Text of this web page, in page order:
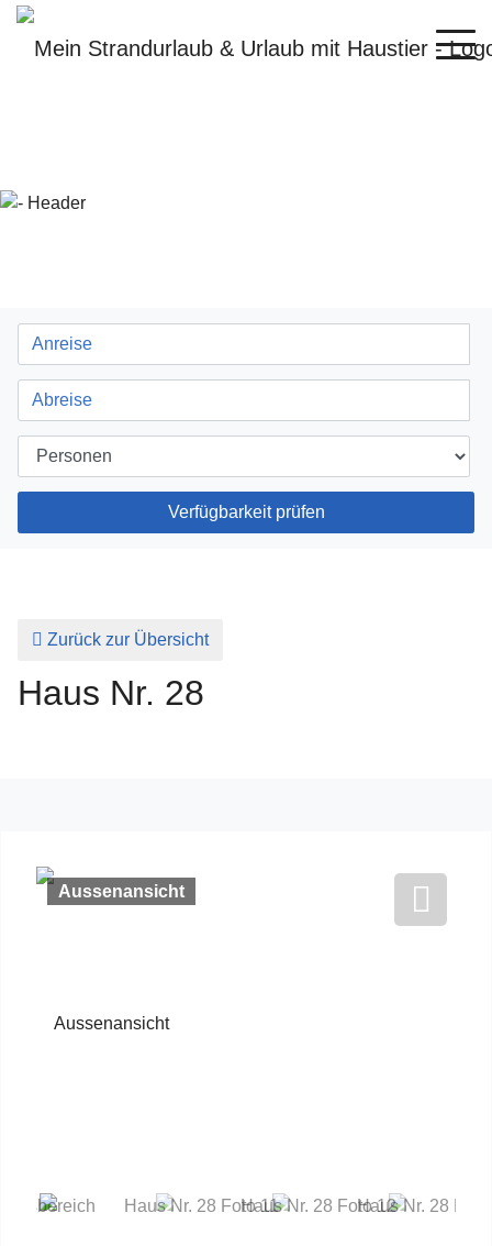
Verfügbarkeit prüfen
Zurück zur Übersicht
Haus Nr. 28
Aussenansicht